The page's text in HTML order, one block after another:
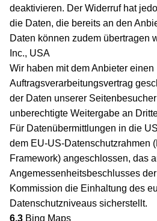
deaktivieren. Der Widerruf hat
die Daten, die bereits an den
Daten können zudem übertragen
Inc., USA
Wir haben mit dem Anbieter einen
Auftragsverarbeitungsvertrag
der Daten unserer
unberechtigte Weitergabe an
Für Datenübermittlungen in die
dem EU-US-Datenschutzrahmen
Framework) angeschlossen, das
Angemessenheitsbeschlusses
Kommission die Einhaltung des
Datenschutzniveaus sicherstellt.
6.3 Bing Maps